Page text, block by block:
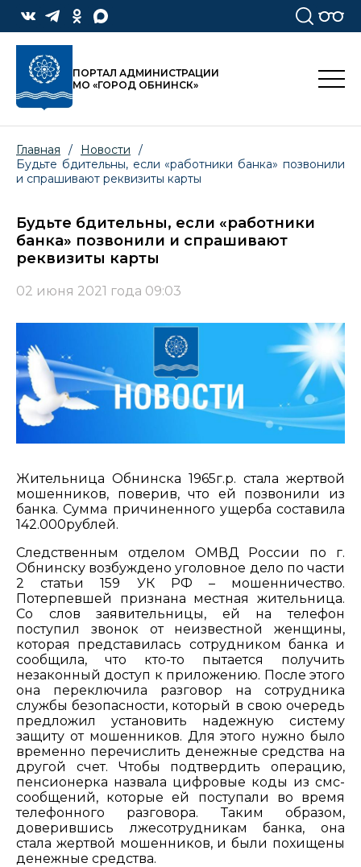
ПОРТАЛ АДМИНИСТРАЦИИ
МО «ГОРОД ОБНИНСК»
Главная / Новости
/
Будьте бдительны, если «работники банка» позвонили
и спрашивают реквизиты карты
Будьте бдительны, если «работники
банка» позвонили и спрашивают
реквизиты карты
02 июня 2021 года 09:03
Жительница Обнинска 1965г.р. стала жертвой
мошенников, поверив, что ей позвонили из
банка. Сумма причиненного ущерба составила
142.000рублей.
Следственным отделом ОМВД России по г.
Обнинску возбуждено уголовное дело по части
2 статьи 159 УК РФ – мошенничество.
Потерпевшей признана местная жительница.
Со слов заявительницы, ей на телефон
поступил звонок от неизвестной женщины,
которая представилась сотрудником банка и
сообщила, что кто-то пытается получить
незаконный доступ к приложению. После этого
она переключила разговор на сотрудника
службы безопасности, который в свою очередь
предложил установить надежную систему
защиту от мошенников. Для этого нужно было
временно перечислить денежные средства на
другой счет. Чтобы подтвердить операцию,
пенсионерка назвала цифровые коды из смс-
сообщений, которые ей поступали во время
телефонного разговора. Таким образом,
доверившись лжесотрудникам банка, она
стала жертвой мошенников, и были похищены
денежные средства.